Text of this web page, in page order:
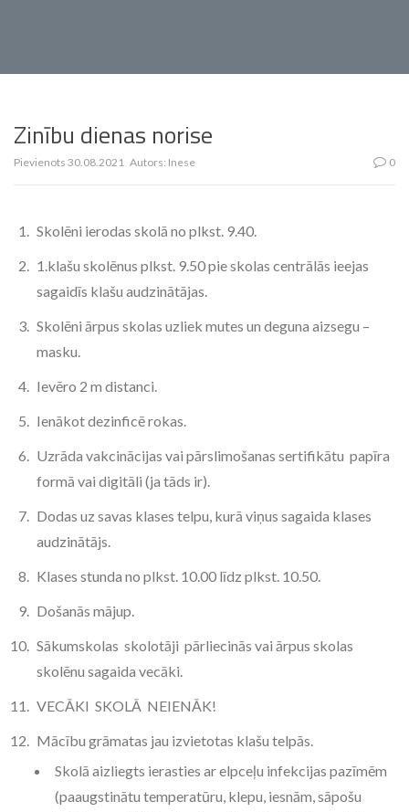
Zinību dienas norise
Pievienots 30.08.2021 Autors: Inese 0
Skolēni ierodas skolā no plkst. 9.40.
1.klašu skolēnus plkst. 9.50 pie skolas centrālās ieejas
sagaidīs klašu audzinātājas.
Skolēni ārpus skolas uzliek mutes un deguna aizsegu –
masku.
Ievēro 2 m distanci.
Ienākot dezinficē rokas.
Uzrāda vakcinācijas vai pārslimošanas sertifikātu papīra
formā vai digitāli (ja tāds ir).
Dodas uz savas klases telpu, kurā viņus sagaida klases
audzinātājs.
Klases stunda no plkst. 10.00 līdz plkst. 10.50.
Došanās mājup.
Sākumskolas skolotāji pārliecinās vai ārpus skolas
skolēnu sagaida vecāki.
VECĀKI SKOLĀ NEIENĀK!
Mācību grāmatas jau izvietotas klašu telpās.
Skolā aizliegts ierasties ar elpceļu infekcijas pazīmēm
(paaugstinātu temperatūru, klepu, iesnām, sāpošu